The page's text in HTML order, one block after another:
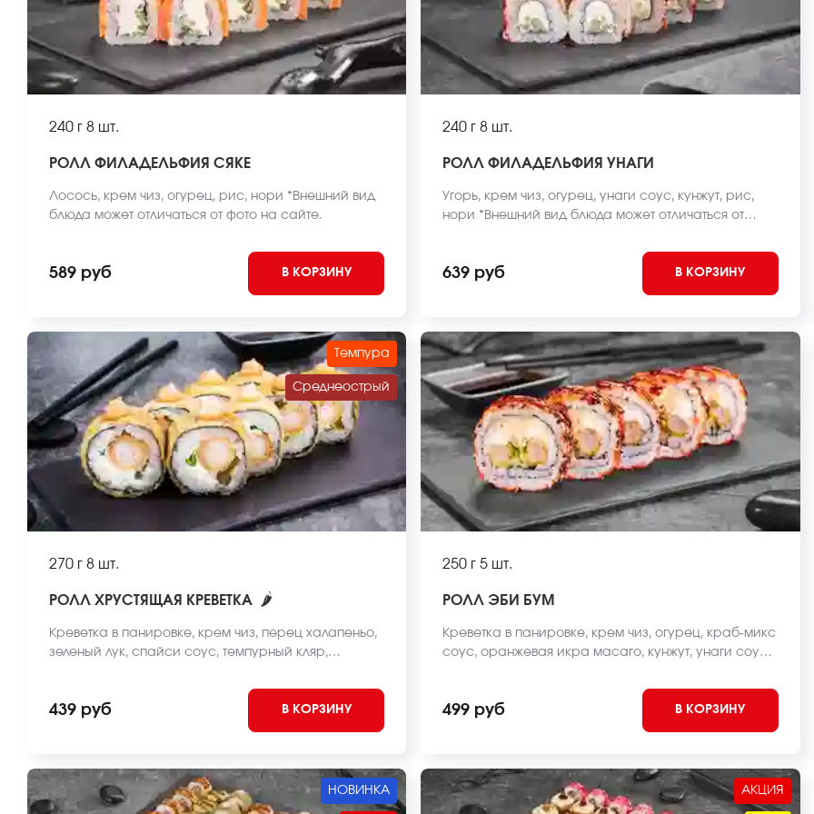
240 г 8 шт.
РОЛЛ ФИЛАДЕЛЬФИЯ СЯКЕ
Лосось, крем чиз, огурец, рис, нори *Внешний вид
блюда может отличаться от фото на сайте.
589 руб В КОРЗИНУ
240 г 8 шт.
РОЛЛ ФИЛАДЕЛЬФИЯ УНАГИ
Угорь, крем чиз, огурец, унаги соус, кунжут, рис,
нори *Внешний вид блюда может отличаться от
639 руб В КОРЗИНУ
Темпура
Среднеострый
270 г 8 шт.
РОЛЛ ХРУСТЯЩАЯ КРЕВЕТКА 🌶
Креветка в панировке, крем чиз, перец халапеньо,
зеленый лук, спайси соус, темпурный кляр,
блюда может отличаться от фото на сайте.
439 руб В КОРЗИНУ
250 г 5 шт.
РОЛЛ ЭБИ БУМ
Креветка в панировке, крем чиз, огурец, краб-микс
соус, оранжевая икра масаго, кунжут, унаги соус,
499 руб В КОРЗИНУ
НОВИНКА АКЦИЯ